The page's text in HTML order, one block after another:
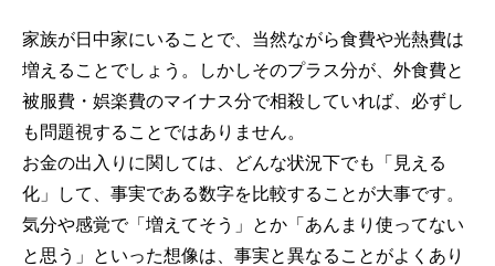
家族が日中家にいることで、当然ながら食費や光熱費は
増えることでしょう。しかしそのプラス分が、外食費と
被服費・娯楽費のマイナス分で相殺していれば、必ずし
も問題視することではありません。
お金の出入りに関しては、どんな状況下でも「見える
化」して、事実である数字を比較することが大事です。
気分や感覚で「増えてそう」とか「あんまり使ってない
と思う」といった想像は、事実と異なることがよくあり